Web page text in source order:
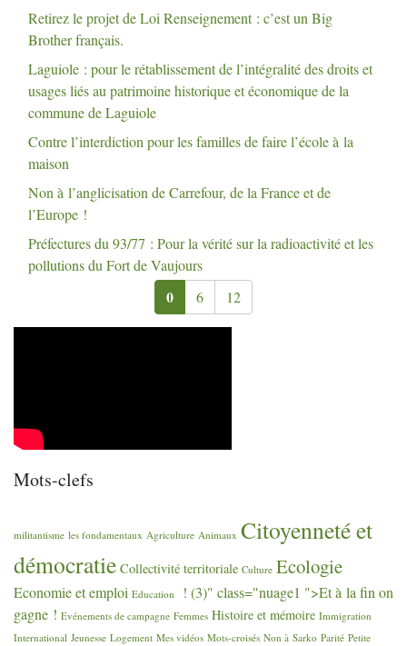
Retirez le projet de Loi Renseignement : c’est un Big
Brother français.
Laguiole : pour le rétablissement de l’intégralité des droits et
usages liés au patrimoine historique et économique de la
commune de Laguiole
Contre l’interdiction pour les familles de faire l’école à la
maison
Non à l’anglicisation de Carrefour, de la France et de
l’Europe !
Préfectures du 93/77 : Pour la vérité sur la radioactivité et les
pollutions du Fort de Vaujours
0 6 12
Mots-clefs
militantisme les fondamentaux Agriculture Animaux Citoyenneté et
démocratie Collectivité territoriale Culture Ecologie
Economie et emploi Education
! (3)" class="nuage1 ">Et à la fin on
gagne ! Evénements de campagne Femmes Histoire et mémoire Immigration
International Jeunesse Logement Mes vidéos Mots-croisés Non à Sarko Parité Petite